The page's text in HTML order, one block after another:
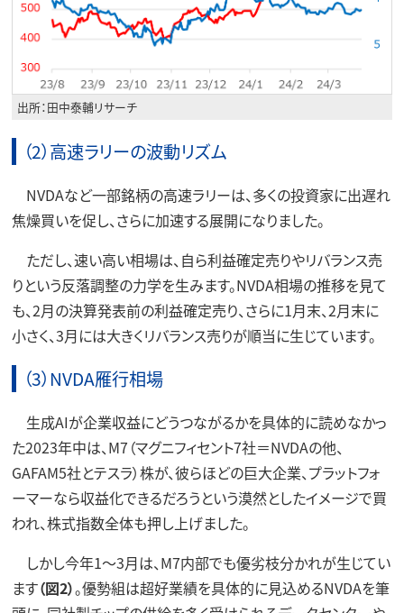
出所：田中泰輔リサーチ
（2）高速ラリーの波動リズム
NVDAなど一部銘柄の高速ラリーは、多くの投資家に出遅れ
焦燥買いを促し、さらに加速する展開になりました。
ただし、速い高い相場は、自ら利益確定売りやリバランス売
りという反落調整の力学を生みます。NVDA相場の推移を見て
も、2月の決算発表前の利益確定売り、さらに1月末、2月末に
小さく、3月には大きくリバランス売りが順当に生じています。
（3）NVDA雁行相場
生成AIが企業収益にどうつながるかを具体的に読めなかっ
た2023年中は、M7（マグニフィセント7社＝NVDAの他、
GAFAM5社とテスラ）株が、彼らほどの巨大企業、プラットフォ
ーマーなら収益化できるだろうという漠然としたイメージで買
われ、株式指数全体も押し上げました。
しかし今年1～3月は、M7内部でも優劣枝分かれが生じてい
ます（図2）。優勢組は超好業績を具体的に見込めるNVDAを筆